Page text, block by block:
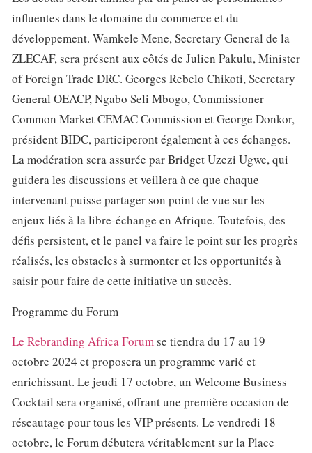
influentes dans le domaine du commerce et du
développement. Wamkele Mene, Secretary General de la
ZLECAF, sera présent aux côtés de Julien Pakulu, Minister
of Foreign Trade DRC. Georges Rebelo Chikoti, Secretary
General OEACP, Ngabo Seli Mbogo, Commissioner
Common Market CEMAC Commission et George Donkor,
président BIDC, participeront également à ces échanges.
La modération sera assurée par Bridget Uzezi Ugwe, qui
guidera les discussions et veillera à ce que chaque
intervenant puisse partager son point de vue sur les
enjeux liés à la libre-échange en Afrique. Toutefois, des
défis persistent, et le panel va faire le point sur les progrès
réalisés, les obstacles à surmonter et les opportunités à
saisir pour faire de cette initiative un succès.
Programme du Forum
Le Rebranding Africa Forumse tiendra du 17 au 19
octobre 2024 et proposera un programme varié et
enrichissant. Le jeudi 17 octobre, un Welcome Business
Cocktail sera organisé, offrant une première occasion de
réseautage pour tous les VIP présents. Le vendredi 18
octobre, le Forum débutera véritablement sur la Place